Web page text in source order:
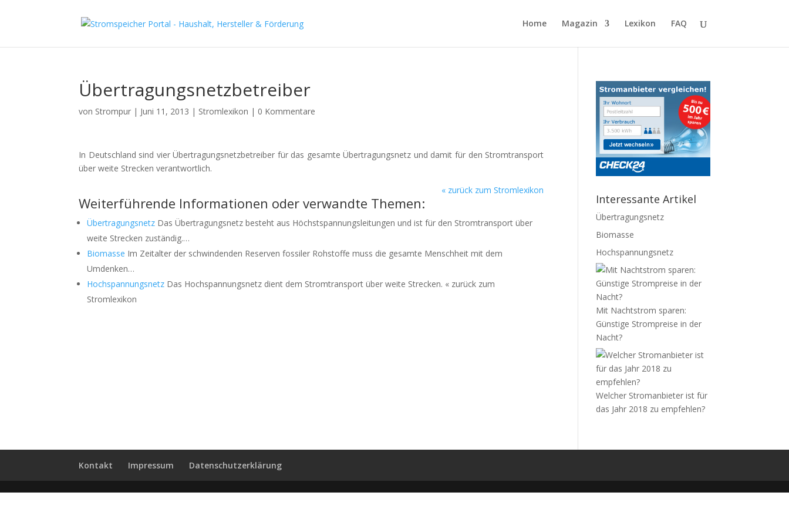
Home Magazin Lexikon FAQ
Übertragungsnetzbetreiber
von Strompur | Juni 11, 2013 | Stromlexikon | 0 Kommentare
In Deutschland sind vier Übertragungsnetzbetreiber für das gesamte Übertragungsnetz und damit für den Stromtransport
über weite Strecken verantwortlich.
« zurück zum Stromlexikon
Weiterführende Informationen oder verwandte Themen:
Übertragungsnetz Das Übertragungsnetz besteht aus Höchstspannungsleitungen und ist für den Stromtransport über
weite Strecken zuständig.…
Biomasse Im Zeitalter der schwindenden Reserven fossiler Rohstoffe muss die gesamte Menschheit mit dem
Umdenken…
Hochspannungsnetz Das Hochspannungsnetz dient dem Stromtransport über weite Strecken. « zurück zum
Stromlexikon
Interessante Artikel
Übertragungsnetz
Biomasse
Hochspannungsnetz
Mit Nachtstrom sparen:
Günstige Strompreise in der
Nacht?
Welcher Stromanbieter ist für
das Jahr 2018 zu empfehlen?
Kontakt Impressum Datenschutzerklärung